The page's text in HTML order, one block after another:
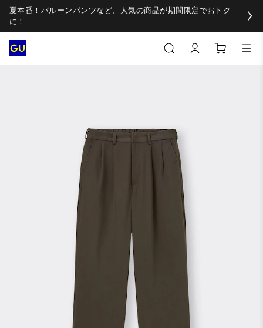
夏本番！バルーンパンツなど、人気の商品が期間限定でおトク
に！